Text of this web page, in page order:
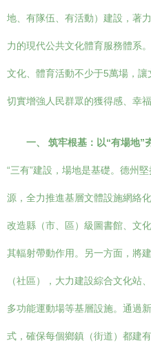
地、有隊伍、有活動）建設，著
力的現代公共文化體育服務體系
文化、體育活動不少于5萬場，讓
切實增強人民群眾的獲得感、幸福
一、 筑牢根基：以“有場地”
“三有”建設，場地是基礎。德州
源，全力推進基層文體設施網絡
改造縣（市、區）級圖書館、文
其輻射帶動作用。另一方面，將
（社區），大力建設綜合文化站
多功能運動場等基層設施。通過
式，確保每個鄉鎮（街道）都建